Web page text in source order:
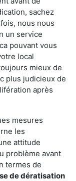
sachez
nous nous
un service
pouvant vous
local
mieux de
plus judicieux de
après
mesures
les
attitude
problème avant
termes de
de dératisation